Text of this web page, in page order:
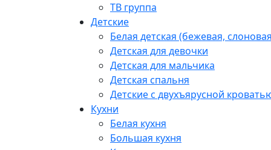
ТВ группа
Детские
Белая детская (бежевая,
Детская для девочки
Детская для мальчика
Детская спальня
Детские с двухъярусной
Кухни
Белая кухня
Большая кухня